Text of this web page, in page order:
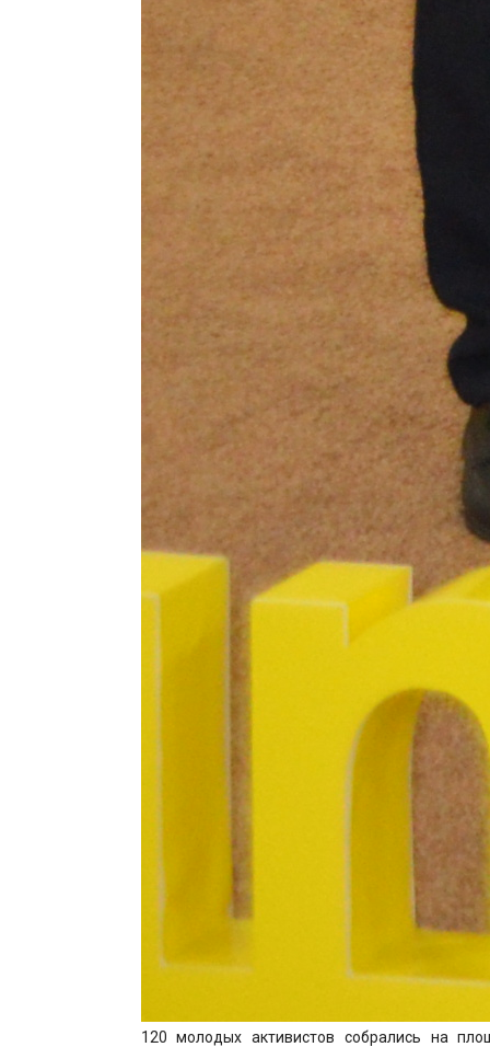
120 молодых активистов собрались на